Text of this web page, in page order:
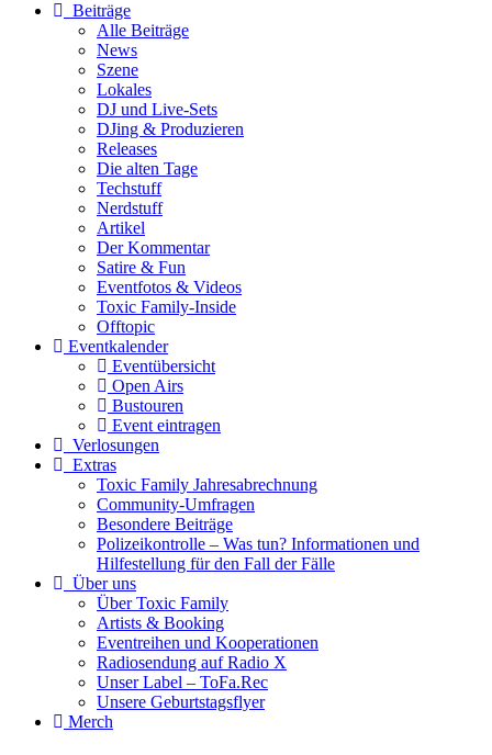
Beiträge
Alle Beiträge
News
Szene
Lokales
DJ und Live-Sets
DJing & Produzieren
Releases
Die alten Tage
Techstuff
Nerdstuff
Artikel
Der Kommentar
Satire & Fun
Eventfotos & Videos
Toxic Family-Inside
Offtopic
Eventkalender
Eventübersicht
Open Airs
Bustouren
Event eintragen
Verlosungen
Extras
Toxic Family Jahresabrechnung
Community-Umfragen
Besondere Beiträge
Polizeikontrolle – Was tun? Informationen und
Hilfestellung für den Fall der Fälle
Über uns
Über Toxic Family
Artists & Booking
Eventreihen und Kooperationen
Radiosendung auf Radio X
Unser Label – ToFa.Rec
Unsere Geburtstagsflyer
Merch